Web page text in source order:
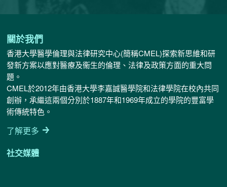
確
無
誤
*
關於我們
香港大學醫學倫理與法律研究中心(簡稱CMEL)探索新思維和研
發新方案以應對醫療及衞生的倫理、法律及政策方面的重大問
題。
CMEL於2012年由香港大學李嘉誠醫學院和法律學院在校內共同
創辦，承繼這兩個分別於1887年和1969年成立的學院的豐富學
術傳統特色。
了解更多
社交媒體